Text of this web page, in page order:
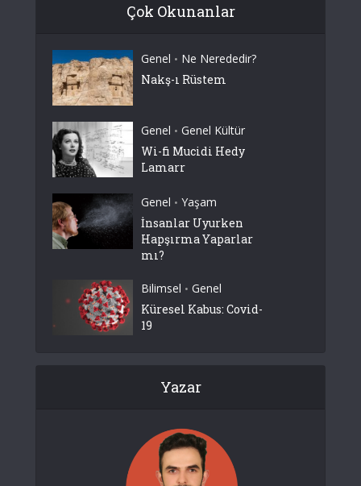
Çok Okunanlar
Genel • Ne Nerededir?
Nakş-ı Rüstem
Genel • Genel Kültür
Wi-fi Mucidi Hedy
Lamarr
Genel • Yaşam
İnsanlar Uyurken
Hapşırma Yaparlar
mı?
Bilimsel • Genel
Küresel Kabus: Covid-
19
Yazar